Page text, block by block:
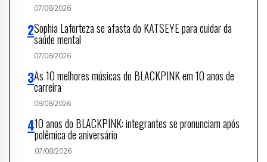
07/08/2026
Sophia Laforteza se afasta do KATSEYE para cuidar da
saúde mental
07/08/2026
As 10 melhores músicas do BLACKPINK em 10 anos de
carreira
08/08/2026
10 anos do BLACKPINK: integrantes se pronunciam após
polêmica de aniversário
07/08/2026